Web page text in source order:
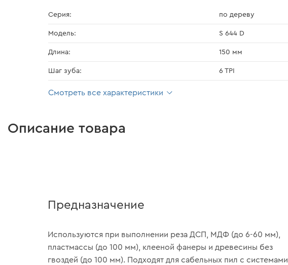
Серия: по дереву
Модель: S 644 D
Длина: 150 мм
Шаг зуба: 6 TPI
Смотреть все характеристики
Описание товара
Предназначение
Используются при выполнении реза ДСП, МДФ (до 6-60 мм),
пластмассы (до 100 мм), клееной фанеры и древесины без
гвоздей (до 100 мм). Подходят для сабельных пил с системами